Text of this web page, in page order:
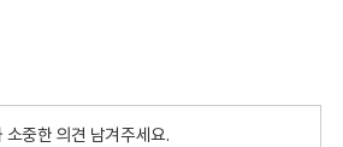
중한 의견 남겨주세요.